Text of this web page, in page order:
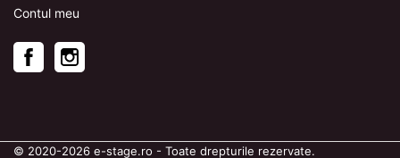
Contul meu
Facebook
© 2020-2026 e-stage.ro - Toate drepturile rezervate.